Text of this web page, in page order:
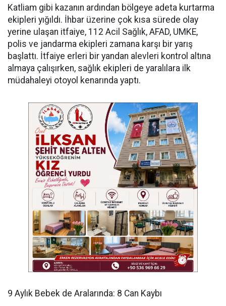
​Katliam gibi kazanın ardından bölgeye adeta kurtarma
ekipleri yığıldı. İhbar üzerine çok kısa sürede olay
yerine ulaşan itfaiye, 112 Acil Sağlık, AFAD, UMKE,
polis ve jandarma ekipleri zamana karşı bir yarış
başlattı. İtfaiye erleri bir yandan alevleri kontrol altına
almaya çalışırken, sağlık ekipleri de yaralılara ilk
müdahaleyi otoyol kenarında yaptı.
​9 Aylık Bebek de Aralarında: 8 Can Kaybı